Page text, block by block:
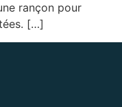
rançon pour
[…]